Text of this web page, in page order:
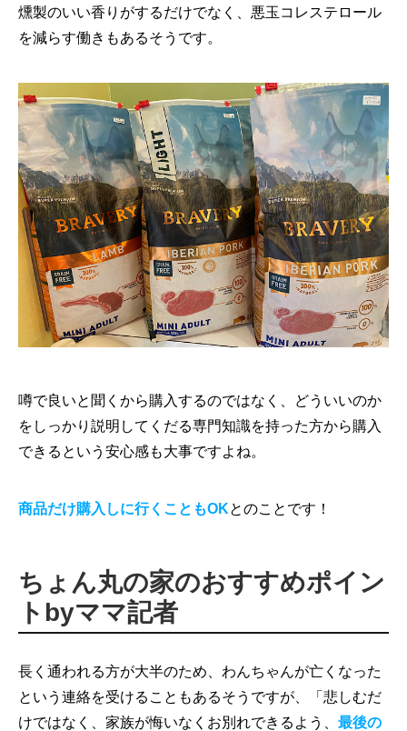
燻製のいい香りがするだけでなく、悪玉コレステロール
を減らす働きもあるそうです。
噂で良いと聞くから購入するのではなく、どういいのか
をしっかり説明してくだる専門知識を持った方から購入
できるという安心感も大事ですよね。
商品だけ購入しに行くこともOKとのことです！
ちょん丸の家のおすすめポイン
トbyママ記者
長く通われる方が大半のため、わんちゃんが亡くなった
という連絡を受けることもあるそうですが、「悲しむだ
けではなく、家族が悔いなくお別れできるよう、 最後の